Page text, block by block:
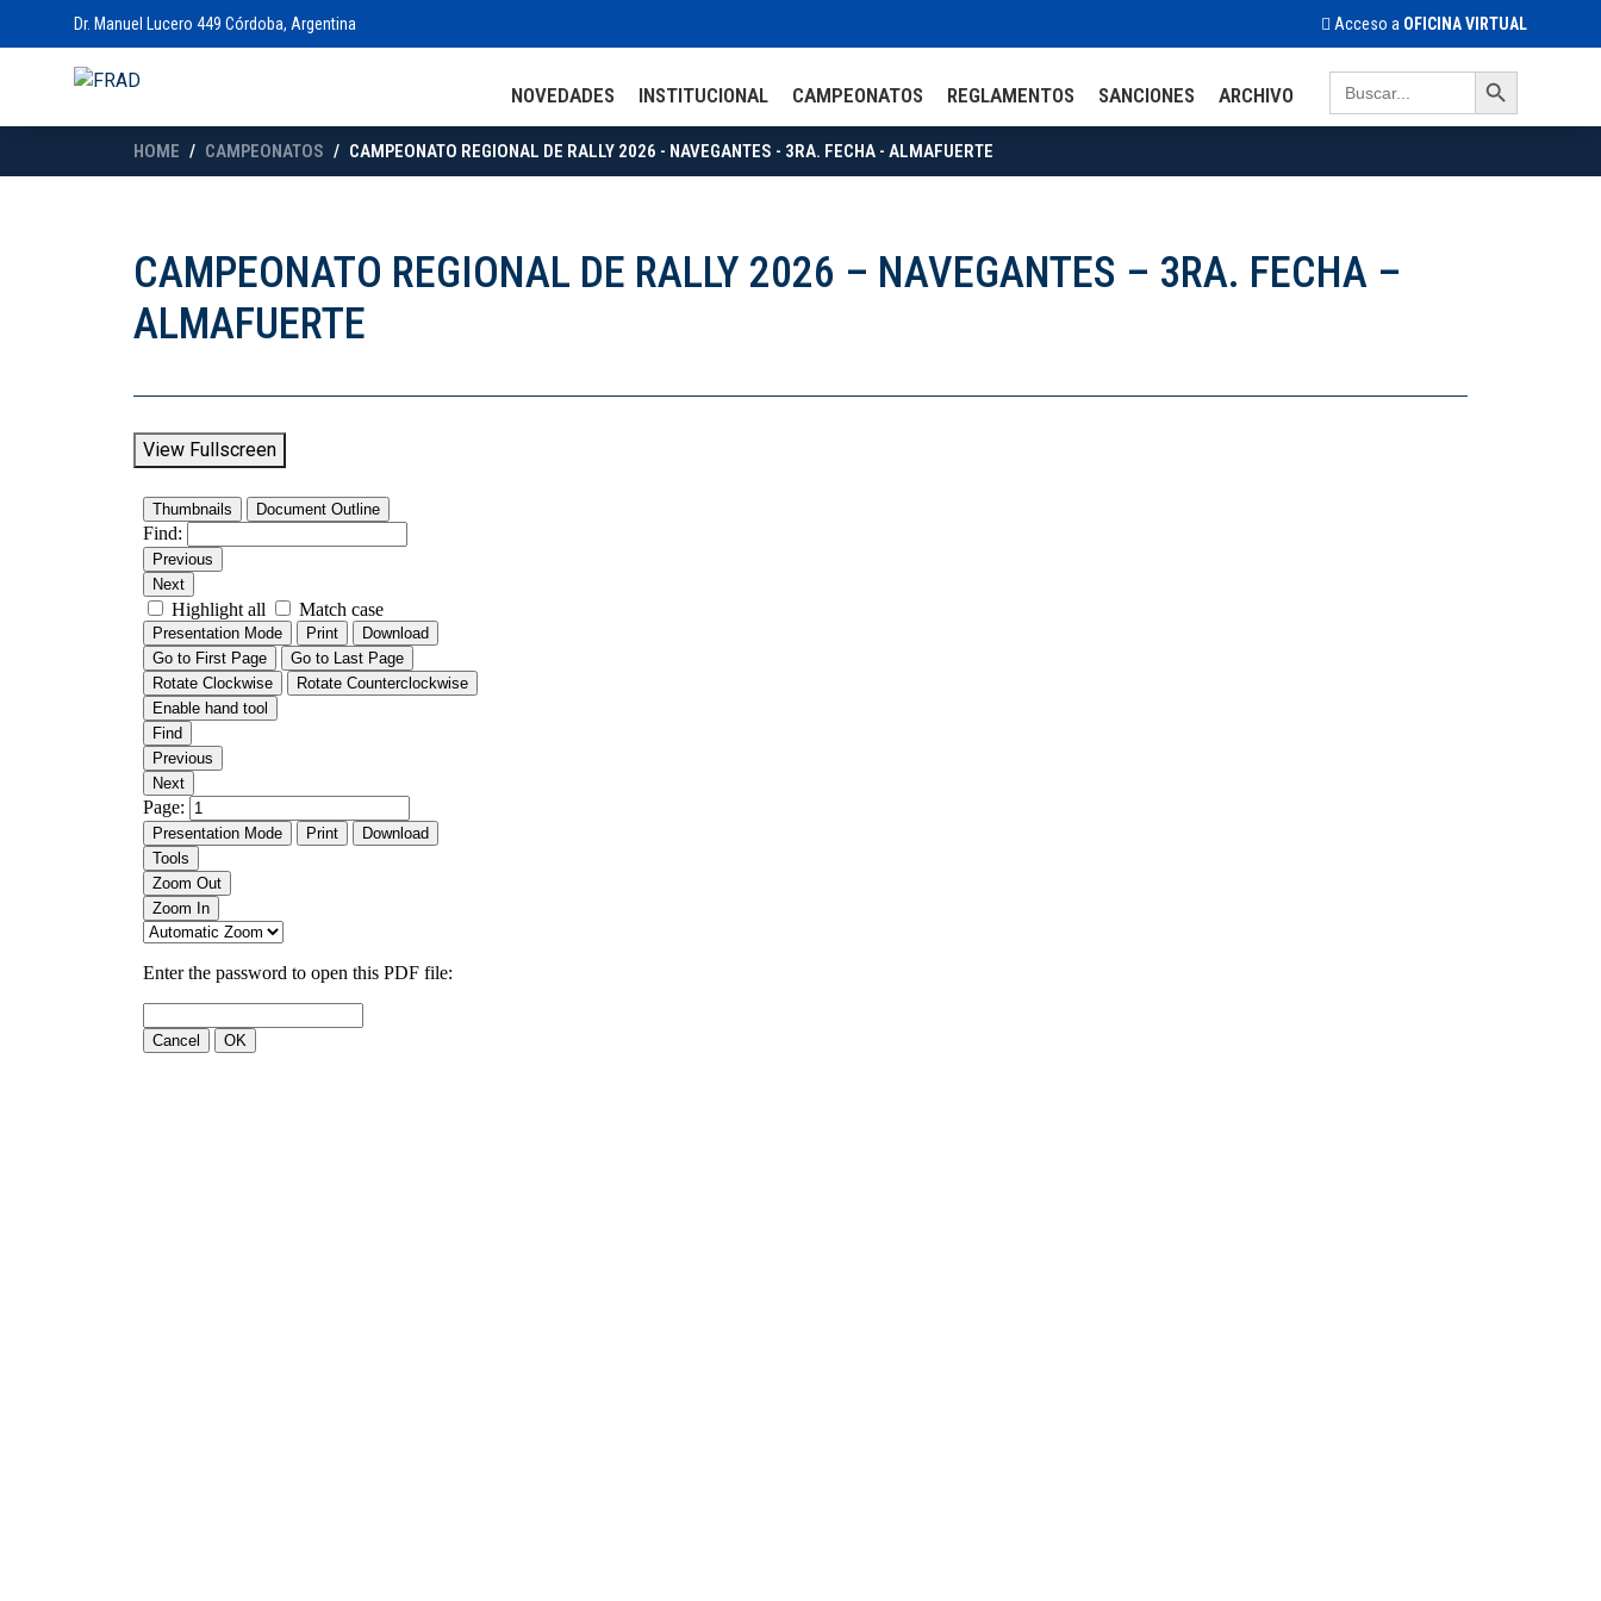
Dr. Manuel Lucero 449 Córdoba, Argentina Acceso a OFICINA VIRTUAL
NOVEDADES INSTITUCIONAL CAMPEONATOS REGLAMENTOS SANCIONES ARCHIVO
Search
for:
Search Button
HOME CAMPEONATOS CAMPEONATO REGIONAL DE RALLY 2026 - NAVEGANTES - 3RA. FECHA - ALMAFUERTE
CAMPEONATO REGIONAL DE RALLY 2026 – NAVEGANTES – 3RA. FECHA –
ALMAFUERTE
View Fullscreen